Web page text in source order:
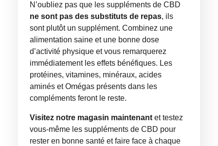
N’oubliez pas que les suppléments de CBD
ne sont pas des substituts de repas, ils
sont plutôt un supplément. Combinez une
alimentation saine et une bonne dose
d’activité physique et vous remarquerez
immédiatement les effets bénéfiques. Les
protéines, vitamines, minéraux, acides
aminés et Omégas présents dans les
compléments feront le reste.
Visitez notre magasin maintenant et testez
vous-même les suppléments de CBD pour
rester en bonne santé et faire face à chaque